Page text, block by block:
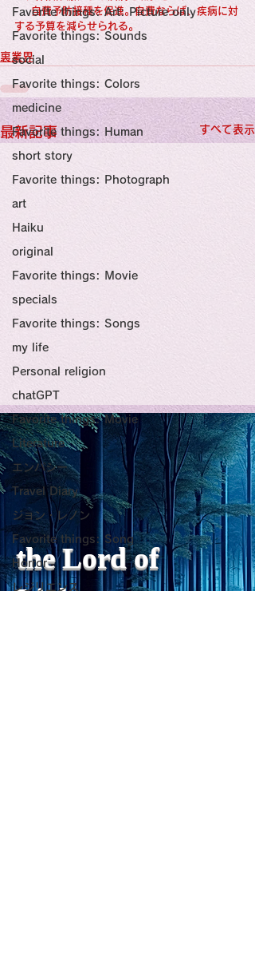
Favorite things: Art: Picture only
Favorite things: Sounds
social
Favorite things: Colors
medicine
Favorite things: Human
short story
Favorite things: Photograph
art
Haiku
original
Favorite things: Movie
specials
Favorite things: Songs
my life
Personal religion
chatGPT
Favorite things: Movie
Literature
エンパシー
Travel Diary
ジョン・レノン
Favorite things: Song
Horror
レジリエンス
自費予防接種を促進。自費ならば、疾病に対
する予算を減らせられる。
裏業界
最新記事 すべて表示
エセ内科
業界用語です。内科以外がないかを掲
げること。
the Lord of
Light